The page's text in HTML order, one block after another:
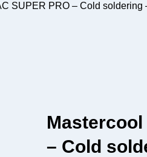
SUPER PRO – Cold soldering
Mastercool
– Cold